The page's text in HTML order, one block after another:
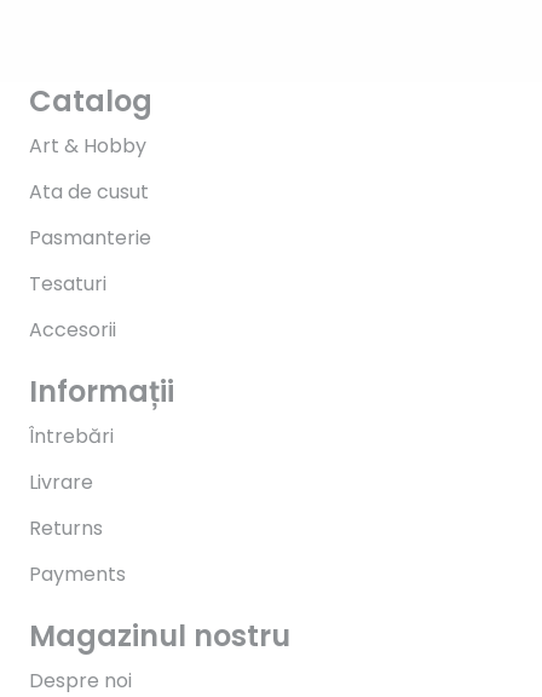
Catalog
Art & Hobby
Ata de cusut
Pasmanterie
Tesaturi
Accesorii
Informații
Întrebări
Livrare
Returns
Payments
Magazinul nostru
Despre noi